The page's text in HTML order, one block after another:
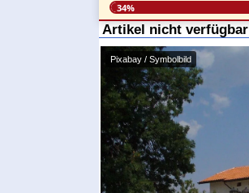
34%
Artikel nicht verfügbar
Pixabay / Symbolbild